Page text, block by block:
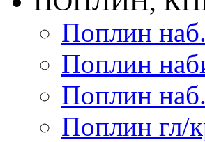
Поплин
Поплин
Поплин
Поплин гл/